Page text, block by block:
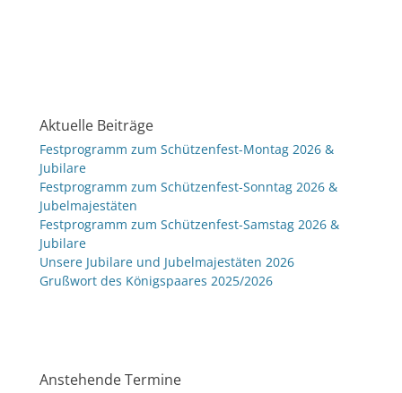
Aktuelle Beiträge
Festprogramm zum Schützenfest-Montag 2026 &
Jubilare
Festprogramm zum Schützenfest-Sonntag 2026 &
Jubelmajestäten
Festprogramm zum Schützenfest-Samstag 2026 &
Jubilare
Unsere Jubilare und Jubelmajestäten 2026
Grußwort des Königspaares 2025/2026
Anstehende Termine